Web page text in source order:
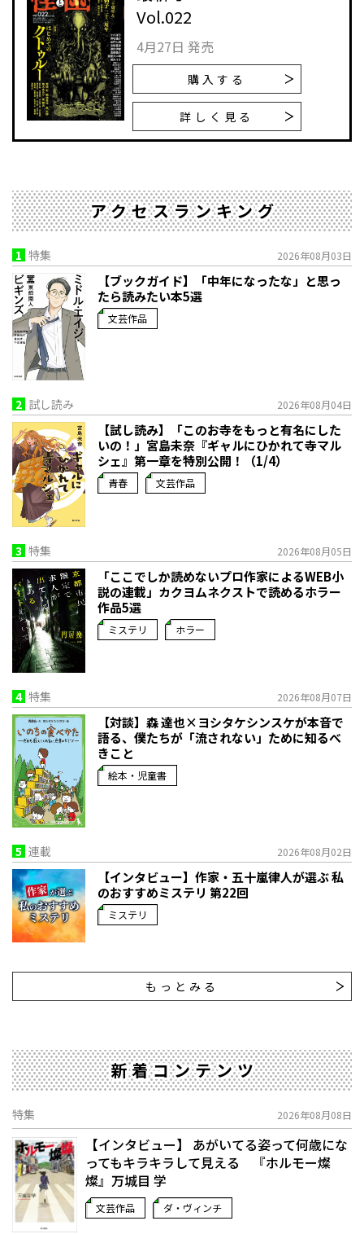
Vol.022
4月27日 発売
購入する
詳しく見る
アクセスランキング
1 特集 2026年08月03日
【ブックガイド】「中年になったな」と思っ
たら読みたい本5選
文芸作品
2 試し読み 2026年08月04日
【試し読み】「このお寺をもっと有名にした
いの！」宮島未奈『ギャルにひかれて寺マル
シェ』第一章を特別公開！（1/4）
青春 文芸作品
3 特集 2026年08月05日
「ここでしか読めないプロ作家によるWEB小
説の連載」――カクヨムネクストで読めるホラー
作品5選
ミステリ ホラー
4 特集 2026年08月07日
【対談】森 達也×ヨシタケシンスケが本音で
語る、僕たちが「流されない」ために知るべ
きこと
絵本・児童書
5 連載 2026年08月02日
【インタビュー】作家・五十嵐律人が選ぶ 私
のおすすめミステリ 第22回
ミステリ
もっとみる
新着コンテンツ
特集 2026年08月08日
【インタビュー】 あがいてる姿って何歳にな
ってもキラキラして見える 『ホルモー燦
燦』万城目 学
文芸作品 ダ・ヴィンチ